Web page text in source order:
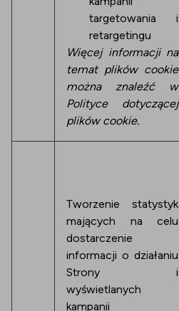
targetowania i
retargetingu
Więcej informacji na
temat plików cookie
można znaleźć w
Polityce dotyczącej
plików cookie.
Tworzenie statystyk
mających na celu
dostarczenie
informacji o działaniu
Strony i
wyświetlanych
kampanii